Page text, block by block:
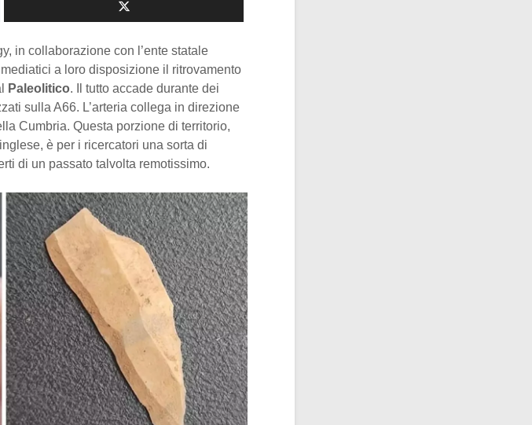
in collaborazione con l’ente statale
a loro disposizione il ritrovamento
Paleolitico. Il tutto accade durante dei
sulla A66. L’arteria collega in direzione
Cumbria. Questa porzione di territorio,
è per i ricercatori una sorta di
di un passato talvolta remotissimo.